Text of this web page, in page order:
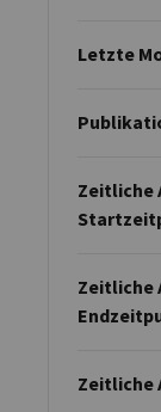
Letzte
Zeitliche
Zeitliche
Zeitliche